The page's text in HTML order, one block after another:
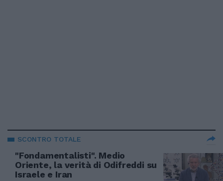
SCONTRO TOTALE
"Fondamentalisti". Medio
Oriente, la verità di Odifreddi su
Israele e Iran